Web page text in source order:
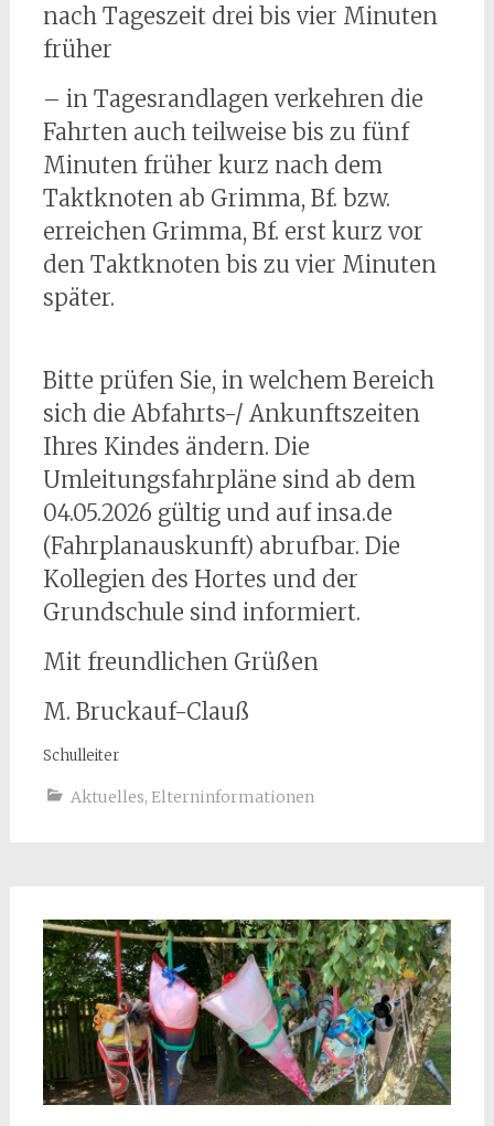
nach Tageszeit drei bis vier Minuten
früher
– in Tagesrandlagen verkehren die
Fahrten auch teilweise bis zu fünf
Minuten früher kurz nach dem
Taktknoten ab Grimma, Bf. bzw.
erreichen Grimma, Bf. erst kurz vor
den Taktknoten bis zu vier Minuten
später.
Bitte prüfen Sie, in welchem Bereich
sich die Abfahrts-/ Ankunftszeiten
Ihres Kindes ändern. Die
Umleitungsfahrpläne sind ab dem
04.05.2026 gültig und auf insa.de
(Fahrplanauskunft) abrufbar. Die
Kollegien des Hortes und der
Grundschule sind informiert.
Mit freundlichen Grüßen
M. Bruckauf-Clauß
Schulleiter
Aktuelles, Elterninformationen